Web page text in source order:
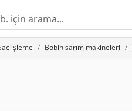
işleme Bobin sarım makineleri